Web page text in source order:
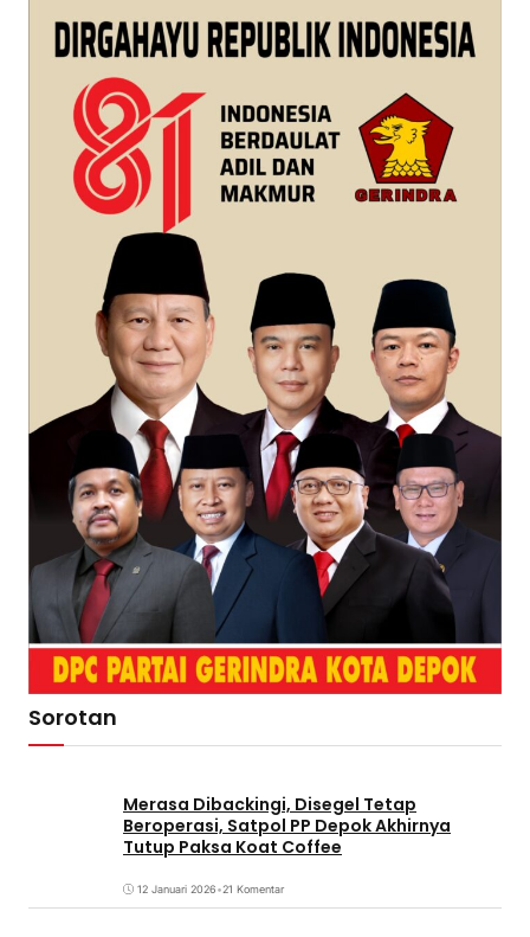
Sorotan
Merasa Dibackingi, Disegel Tetap
Beroperasi, Satpol PP Depok Akhirnya
Tutup Paksa Koat Coffee
12 Januari 2026•21 Komentar